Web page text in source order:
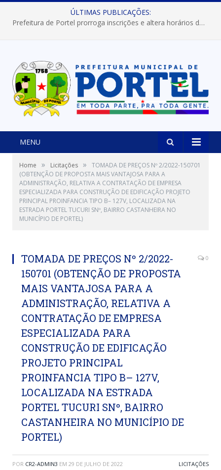
ÚLTIMAS PUBLICAÇÕES:
Prefeitura de Portel abre inscrições para concursos que elegerão os destaques do Verão 2026
MENU
Home » Licitações »
TOMADA DE PREÇOS Nº 2/2022-150701
(OBTENÇÃO DE PROPOSTA MAIS VANTAJOSA PARA A
ADMINISTRAÇÃO, RELATIVA A CONTRATAÇÃO DE EMPRESA
ESPECIALIZADA PARA CONSTRUÇÃO DE EDIFICAÇÃO PROJETO
PRINCIPAL PROINFANCIA TIPO B– 127V, LOCALIZADA NA
ESTRADA PORTEL TUCURI SNº, BAIRRO CASTANHEIRA NO
MUNICÍPIO DE PORTEL)
TOMADA DE PREÇOS Nº 2/2022-
150701 (OBTENÇÃO DE PROPOSTA
MAIS VANTAJOSA PARA A
ADMINISTRAÇÃO, RELATIVA A
CONTRATAÇÃO DE EMPRESA
ESPECIALIZADA PARA
CONSTRUÇÃO DE EDIFICAÇÃO
PROJETO PRINCIPAL
PROINFANCIA TIPO B– 127V,
LOCALIZADA NA ESTRADA
PORTEL TUCURI SNº, BAIRRO
CASTANHEIRA NO MUNICÍPIO DE
PORTEL)
0
POR CR2-ADMIN3 EM 29 DE JULHO DE 2022 LICITAÇÕES